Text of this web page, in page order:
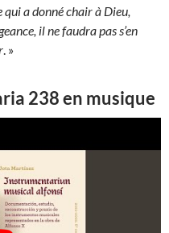
a donné chair à Dieu,
il ne faudra pas s’en
. »
238 en musique